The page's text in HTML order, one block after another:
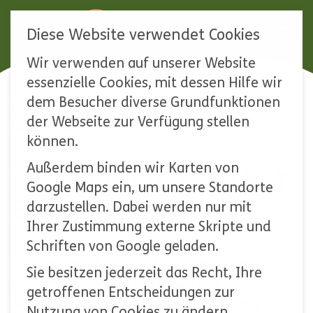
Diese Website verwendet Cookies
Wir verwenden auf unserer Website
essenzielle Cookies, mit dessen Hilfe wir
dem Besucher diverse Grundfunktionen
der Webseite zur Verfügung stellen
können.
Außerdem binden wir Karten von
Google Maps ein, um unsere Standorte
darzustellen. Dabei werden nur mit
Ihrer Zustimmung externe Skripte und
Schriften von Google geladen.
Sie besitzen jederzeit das Recht, Ihre
getroffenen Entscheidungen zur
Navigation
überspringen
Startseite
Unser Naturpark
Projekte
Fledermausrucksack 2014
FLEDERMÄUSE SELBST
ENTDECKEN
Wie das geht? Natürlich mit unserem
Fledermausrucksack, den wir mit
Unterstützung der Stiftung Fledermaus für